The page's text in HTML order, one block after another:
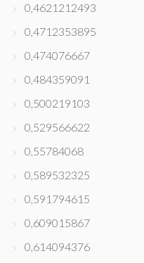
0,4621212493
0,4712353895
0,474076667
0,484359091
0,500219103
0,529566622
0,55784068
0,589532325
0,591794615
0,609015867
0,614094376